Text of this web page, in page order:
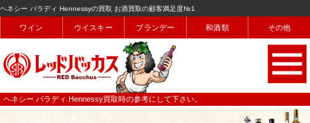
ヘネシー パラディ Hennessyの買取 お酒買取の顧客満足度№1
ワイン ウイスキー ブランデー 和酒類 その他
ヘネシー パラディ Hennessy買取時の参考にして下さい。